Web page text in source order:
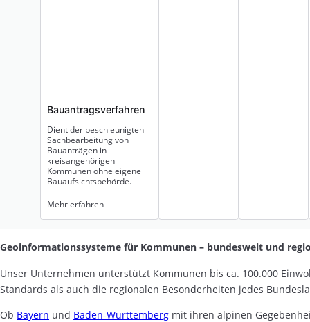
Bauantragsverfahren
Dient der beschleunigten
Sachbearbeitung von
Bauanträgen in
kreisangehörigen
Kommunen ohne eigene
Bauaufsichtsbehörde.
Mehr erfahren
Geoinformationssysteme für Kommunen – bundesweit und
Unser Unternehmen unterstützt Kommunen bis ca. 100.000
Standards als auch die regionalen Besonderheiten jedes
Ob Bayern und Baden-Württemberg mit ihren alpinen